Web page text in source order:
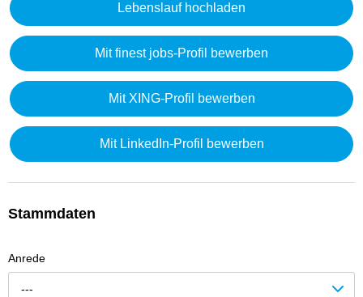
Lebenslauf hochladen
Mit finest jobs-Profil bewerben
Mit XING-Profil bewerben
Mit LinkedIn-Profil bewerben
Stammdaten
Anrede
---